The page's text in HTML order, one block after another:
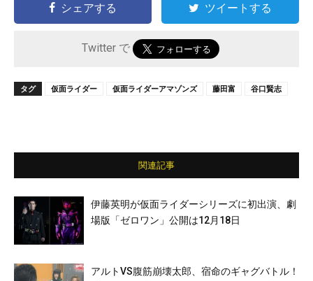
シェアする ツイートする
Twitter で
タグ 仮面ライダー 仮面ライダーアマゾンズ 藤田富 谷口賢志
関連記事
伊藤英明が仮面ライダーシリーズに初出演、劇
場版「ゼロワン」公開は12月18日
アルトVS腹筋崩壊太郎、宿命のギャグバトル！